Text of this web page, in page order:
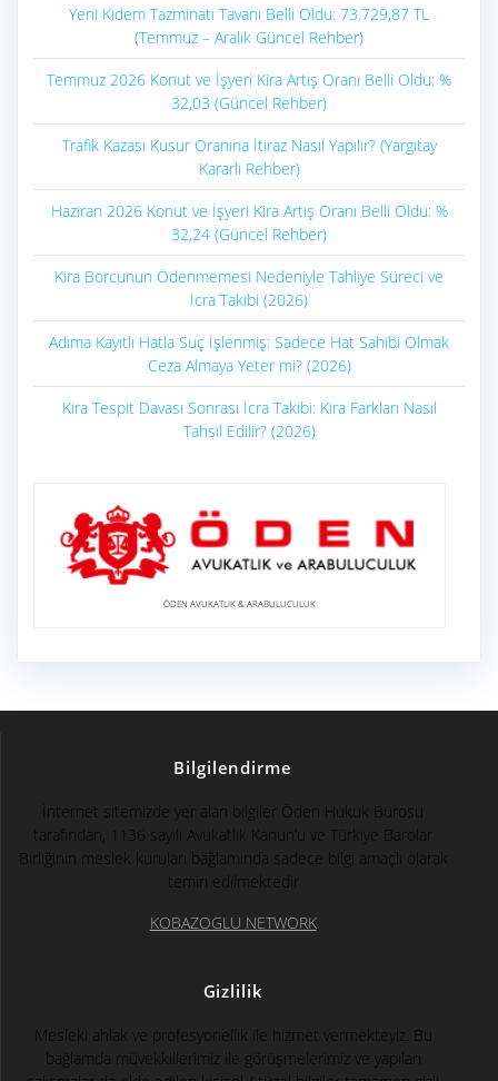
Yeni Kıdem Tazminatı Tavanı Belli Oldu: 73.729,87 TL
(Temmuz – Aralık Güncel Rehber)
Temmuz 2026 Konut ve İşyeri Kira Artış Oranı Belli Oldu: %
32,03 (Güncel Rehber)
Trafik Kazası Kusur Oranına İtiraz Nasıl Yapılır? (Yargıtay
Kararlı Rehber)
Haziran 2026 Konut ve İşyeri Kira Artış Oranı Belli Oldu: %
32,24 (Güncel Rehber)
Kira Borcunun Ödenmemesi Nedeniyle Tahliye Süreci ve
İcra Takibi (2026)
Adıma Kayıtlı Hatla Suç İşlenmiş: Sadece Hat Sahibi Olmak
Ceza Almaya Yeter mi? (2026)
Kira Tespit Davası Sonrası İcra Takibi: Kira Farkları Nasıl
Tahsil Edilir? (2026)
ÖDEN AVUKATLIK & ARABULUCULUK
Bilgilendirme
İnternet sitemizde yer alan bilgiler Öden Hukuk Bürosu
tarafından, 1136 sayılı Avukatlık Kanun’u ve Türkiye Barolar
Birliğinin meslek kuruları bağlamında sadece bilgi amaçlı olarak
temin edilmektedir
KOBAZOGLU NETWORK
Gizlilik
Mesleki ahlak ve profesyonellik ile hizmet vermekteyiz. Bu
bağlamda müvekkillerimiz ile görüşmelerimiz ve yapılan